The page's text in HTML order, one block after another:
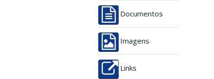
Documentos
Imagens
Links